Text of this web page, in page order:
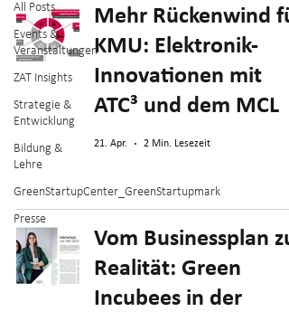
All Posts
Events &
Veranstaltungen
ZAT Insights
Strategie &
Entwicklung
Bildung &
Lehre
GreenStartupCenter_GreenStartupmark
Presse
Mehr Rückenwind
KMU: Elektronik-
Innovationen mit
ATC³ und dem MCL
21. Apr. 2 Min. Lesezeit
Vom Businessplan
Realität: Green
Incubees in der